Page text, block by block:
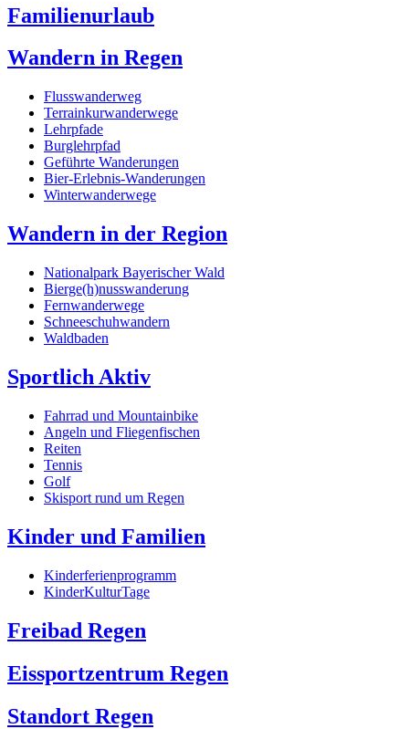
Familienurlaub
Wandern in Regen
Flusswanderweg
Terrainkurwanderwege
Lehrpfade
Burglehrpfad
Geführte Wanderungen
Bier-Erlebnis-Wanderungen
Winterwanderwege
Wandern in der Region
Nationalpark Bayerischer Wald
Bierge(h)nusswanderung
Fernwanderwege
Schneeschuhwandern
Waldbaden
Sportlich Aktiv
Fahrrad und Mountainbike
Angeln und Fliegenfischen
Reiten
Tennis
Golf
Skisport rund um Regen
Kinder und Familien
Kinderferienprogramm
KinderKulturTage
Freibad Regen
Eissportzentrum Regen
Standort Regen